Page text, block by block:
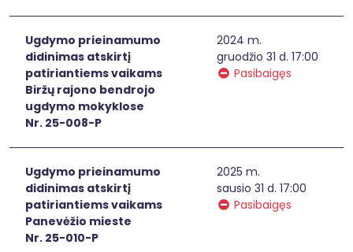
Ugdymo prieinamumo
didinimas atskirtį
patiriantiems vaikams
Biržų rajono bendrojo
ugdymo mokyklose
Nr. 25-008-P
2024 m.
gruodžio 31 d. 17:00
Pasibaigęs
Ugdymo prieinamumo
didinimas atskirtį
patiriantiems vaikams
Panevėžio mieste
Nr. 25-010-P
2025 m.
sausio 31 d. 17:00
Pasibaigęs